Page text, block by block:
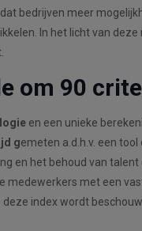
bedrijven meer
In het licht van
om 90
en een unieke
gemeten a.d.h.v. een
en het behoud van
medewerkers met een
index wordt